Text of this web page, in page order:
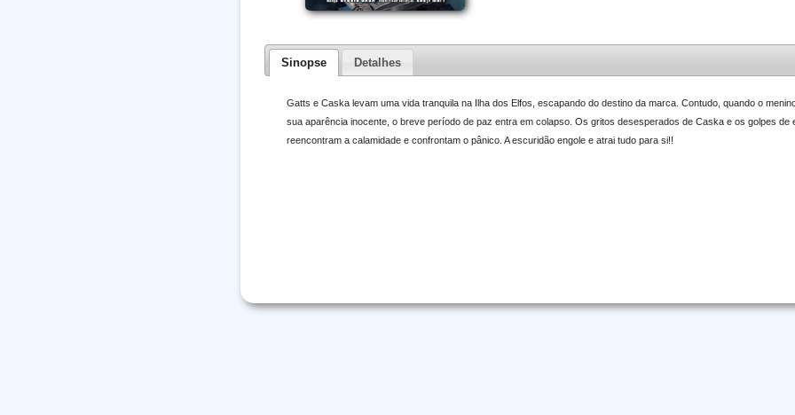
Sinopse Detalhes
Gatts e Caska levam uma vida tranquila na Ilha dos Elfos, escapando do destino da marca. Contudo, quando o
sua aparência inocente, o breve período de paz entra em colapso. Os gritos desesperados de Caska e os golpes de
reencontram a calamidade e confrontam o pânico. A escuridão engole e atrai tudo para si!!